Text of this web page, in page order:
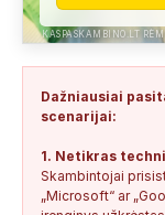
Anonimas:
susipažint.
Jonas: Vivus.lt
Anonimas: Gauta
NEPATIKIMAS
KASPASKAMBINO.LT
Dažniausiai
scenarijai:
1. Netikras
Skambintojai
„Microsoft“ ar